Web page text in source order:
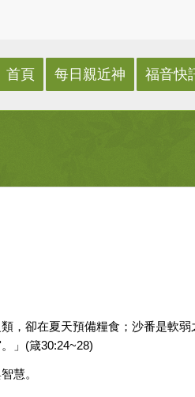
首頁 每日親近神 福音快
，卻在夏天預備糧食；沙番是軟
」(箴30:24~28)
慧。